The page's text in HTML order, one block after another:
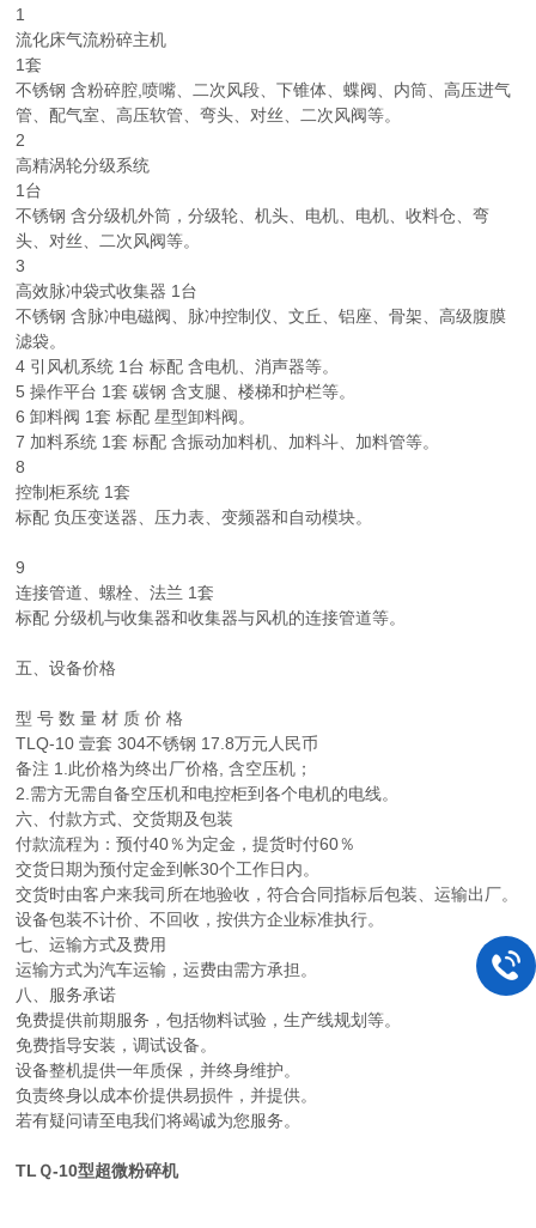
1
流化床气流粉碎主机
1套
不锈钢 含粉碎腔,喷嘴、二次风段、下锥体、蝶阀、内筒、高压进气
管、配气室、高压软管、弯头、对丝、二次风阀等。
2
高精涡轮分级系统
1台
不锈钢 含分级机外筒，分级轮、机头、电机、电机、收料仓、弯
头、对丝、二次风阀等。
3
高效脉冲袋式收集器 1台
不锈钢 含脉冲电磁阀、脉冲控制仪、文丘、铝座、骨架、高级腹膜
滤袋。
4 引风机系统 1台 标配 含电机、消声器等。
5 操作平台 1套 碳钢 含支腿、楼梯和护栏等。
6 卸料阀 1套 标配 星型卸料阀。
7 加料系统 1套 标配 含振动加料机、加料斗、加料管等。
8
控制柜系统 1套
标配 负压变送器、压力表、变频器和自动模块。
9
连接管道、螺栓、法兰 1套
标配 分级机与收集器和收集器与风机的连接管道等。
五、设备价格
型 号 数 量 材 质 价 格
TLQ-10 壹套 304不锈钢 17.8万元人民币
备注 1.此价格为终出厂价格, 含空压机；
2.需方无需自备空压机和电控柜到各个电机的电线。
六、付款方式、交货期及包装
付款流程为：预付40％为定金，提货时付60％
交货日期为预付定金到帐30个工作日内。
交货时由客户来我司所在地验收，符合合同指标后包装、运输出厂。
设备包装不计价、不回收，按供方企业标准执行。
七、运输方式及费用
运输方式为汽车运输，运费由需方承担。
八、服务承诺
免费提供前期服务，包括物料试验，生产线规划等。
免费指导安装，调试设备。
设备整机提供一年质保，并终身维护。
负责终身以成本价提供易损件，并提供。
若有疑问请至电我们将竭诚为您服务。
TLＱ-10型超微粉碎机